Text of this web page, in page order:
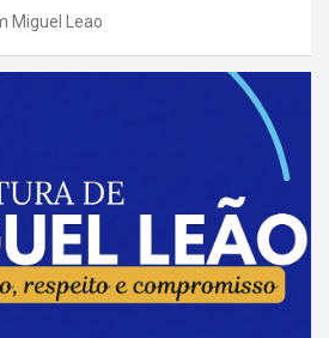
Miguel Leao